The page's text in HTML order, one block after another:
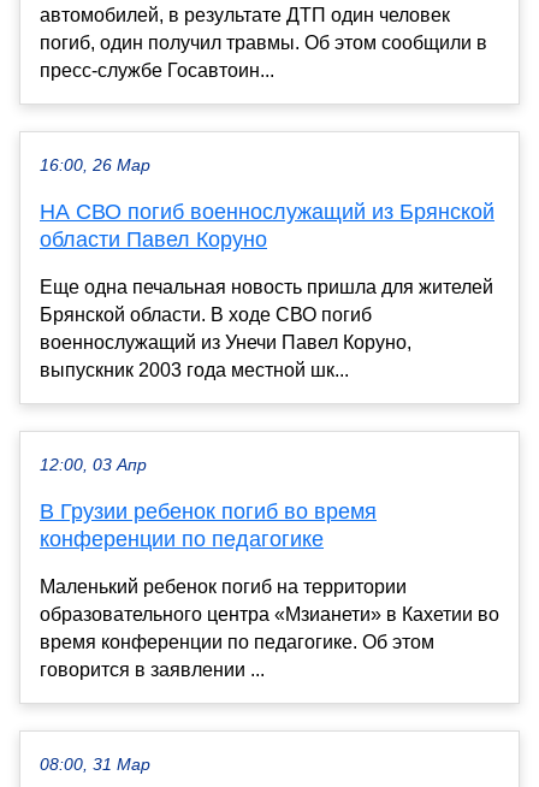
автомобилей, в результате ДТП один человек
погиб, один получил травмы. Об этом сообщили в
пресс-службе Госавтоин...
16:00, 26 Мар
НА СВО погиб военнослужащий из Брянской
области Павел Коруно
Еще одна печальная новость пришла для жителей
Брянской области. В ходе СВО погиб
военнослужащий из Унечи Павел Коруно,
выпускник 2003 года местной шк...
12:00, 03 Апр
В Грузии ребенок погиб во время
конференции по педагогике
Маленький ребенок погиб на территории
образовательного центра «Мзианети» в Кахетии во
время конференции по педагогике. Об этом
говорится в заявлении ...
08:00, 31 Мар